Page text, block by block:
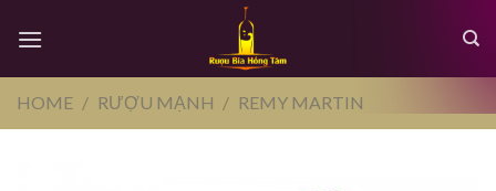
HOME / RƯỢU MẠNH / REMY MARTIN